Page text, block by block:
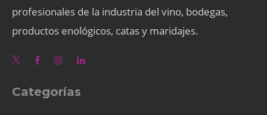
profesionales de la industria del vino, bodegas,
productos enológicos, catas y maridajes.
Categorías